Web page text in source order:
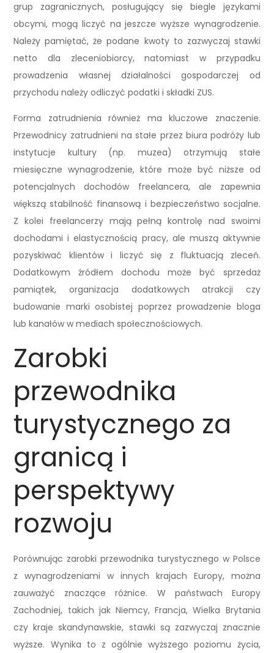
grup zagranicznych, posługujący się biegle językami
obcymi, mogą liczyć na jeszcze wyższe wynagrodzenie.
Należy pamiętać, że podane kwoty to zazwyczaj stawki
netto dla zleceniobiorcy, natomiast w przypadku
prowadzenia własnej działalności gospodarczej od
przychodu należy odliczyć podatki i składki ZUS.
Forma zatrudnienia również ma kluczowe znaczenie.
Przewodnicy zatrudnieni na stałe przez biura podróży lub
instytucje kultury (np. muzea) otrzymują stałe
miesięczne wynagrodzenie, które może być niższe od
potencjalnych dochodów freelancera, ale zapewnia
większą stabilność finansową i bezpieczeństwo socjalne.
Z kolei freelancerzy mają pełną kontrolę nad swoimi
dochodami i elastycznością pracy, ale muszą aktywnie
pozyskiwać klientów i liczyć się z fluktuacją zleceń.
Dodatkowym źródłem dochodu może być sprzedaż
pamiątek, organizacja dodatkowych atrakcji czy
budowanie marki osobistej poprzez prowadzenie bloga
lub kanałów w mediach społecznościowych.
Zarobki
przewodnika
turystycznego za
granicą i
perspektywy
rozwoju
Porównując zarobki przewodnika turystycznego w Polsce
z wynagrodzeniami w innych krajach Europy, można
zauważyć znaczące różnice. W państwach Europy
Zachodniej, takich jak Niemcy, Francja, Wielka Brytania
czy kraje skandynawskie, stawki są zazwyczaj znacznie
wyższe. Wynika to z ogólnie wyższego poziomu życia,